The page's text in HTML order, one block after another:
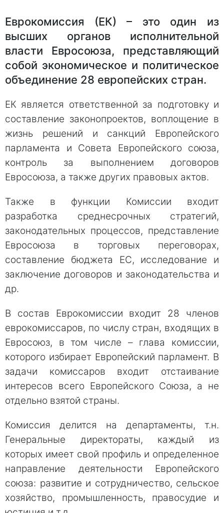
Еврокомиссия (ЕК) – это один из
высших органов исполнительной
власти Евросоюза, представляющий
собой экономическое и политическое
объединение 28 европейских стран.
ЕК является ответственной за подготовку и
составление законопроектов, воплощение в
жизнь решений и санкций Европейского
парламента и Совета Европейского союза,
контроль за выполнением договоров
Евросоюза, а также других правовых актов.
Также в функции Комиссии входит
разработка среднесрочных стратегий,
законодательных процессов, представление
Евросоюза в торговых переговорах,
составление бюджета ЕС, исследование и
заключение договоров и законодательства и
др.
В состав Еврокомиссии входит 28 членов
еврокомиссаров, по числу стран, входящих в
Евросоюз, в том числе – глава комиссии,
которого избирает Европейский парламент. В
задачи комиссаров входит отстаивание
интересов всего Европейского Союза, а не
отдельно взятой страны.
Комиссия делится на департаменты, т.н.
Генеральные директораты, каждый из
которых имеет свой профиль и определенное
направление деятельности Европейского
союза: развитие и сотрудничество, сельское
хозяйство, промышленность, правосудие и